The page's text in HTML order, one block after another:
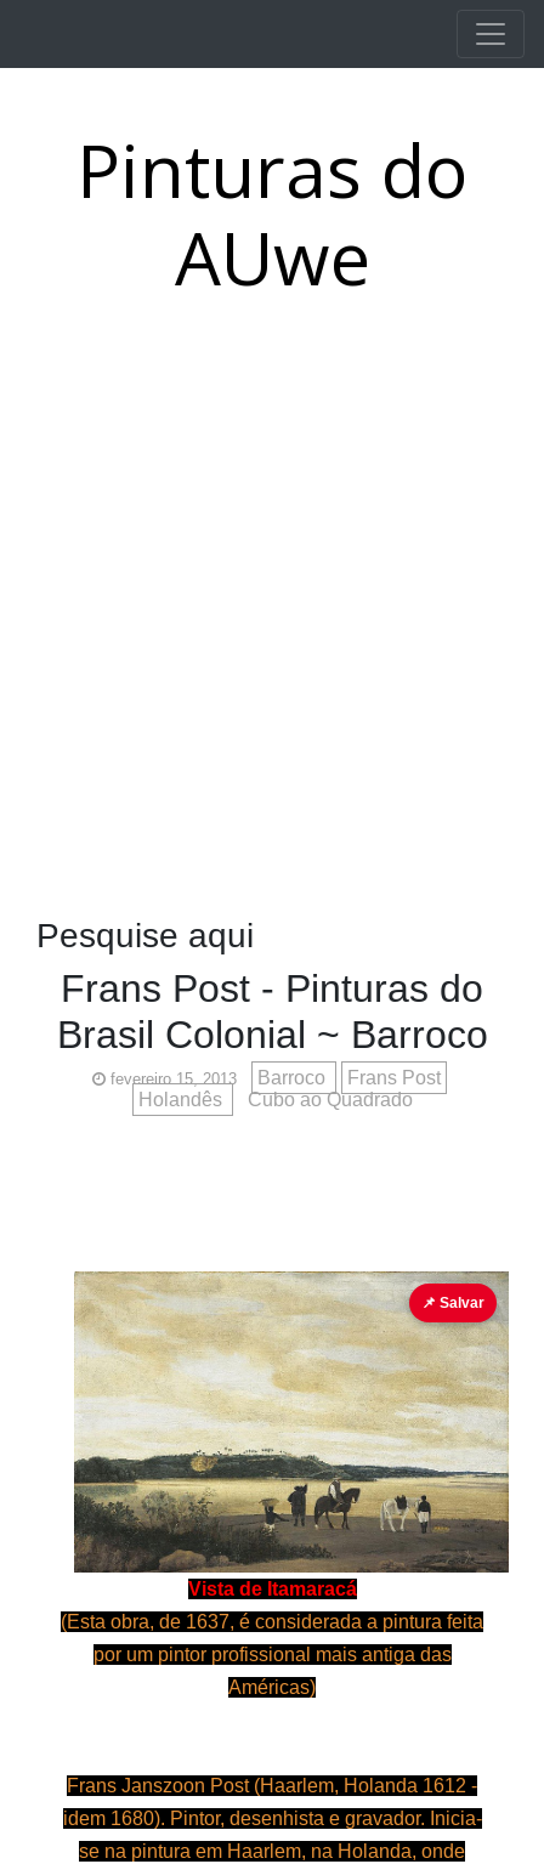
Pinturas do
AUwe
Pesquise aqui
Frans Post - Pinturas do
Brasil Colonial ~ Barroco
fevereiro 15, 2013 Barroco
Frans Post
Holandês
Cubo ao Quadrado
📌 Salvar
Vista de Itamaracá
(Esta obra, de 1637, é considerada a pintura feita
por um pintor profissional mais antiga das
Américas)
Frans Janszoon Post (Haarlem, Holanda 1612 -
idem 1680). Pintor, desenhista e gravador. Inicia-
se na pintura em Haarlem, na Holanda, onde